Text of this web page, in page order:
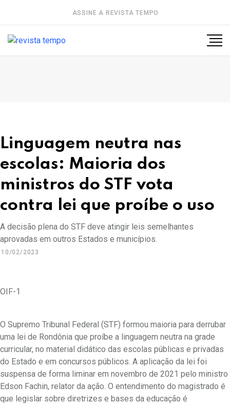
ASSINE A REVISTA TEMPO
Linguagem neutra nas
escolas: Maioria dos
ministros do STF vota
contra lei que proíbe o uso
A decisão plena do STF deve atingir leis semelhantes
aprovadas em outros Estados e municípios.
10/02/2023
OIF-1
O Supremo Tribunal Federal (STF) formou maioria para derrubar
uma lei de Rondônia que proíbe a linguagem neutra na grade
curricular, no material didático das escolas públicas e privadas
do Estado e em concursos públicos. A aplicação da lei foi
suspensa de forma liminar em novembro de 2021 pelo ministro
Edson Fachin, relator da ação. O entendimento do magistrado é
que legislar sobre diretrizes e bases da educação é